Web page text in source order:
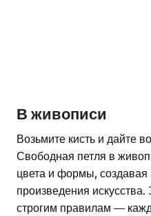
В живописи
Возьмите кисть и дайте
Свободная петля в
цвета и формы,
произведения
строгим правилам —